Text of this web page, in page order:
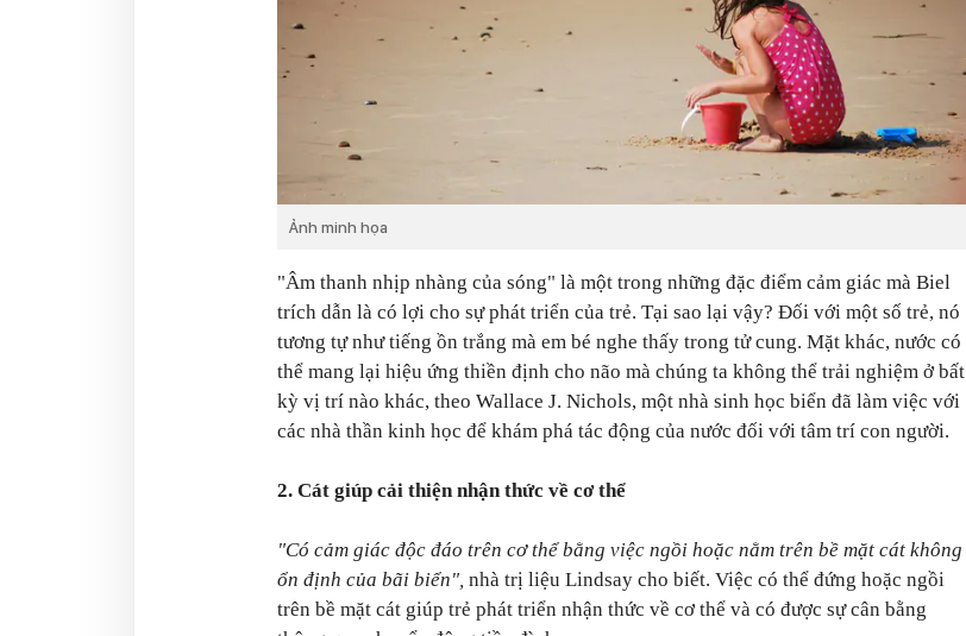
Ảnh minh họa
"Âm thanh nhịp nhàng của sóng" là một trong những đặc điểm cảm giác mà Biel
trích dẫn là có lợi cho sự phát triển của trẻ. Tại sao lại vậy? Đối với một số trẻ, nó
tương tự như tiếng ồn trắng mà em bé nghe thấy trong tử cung. Mặt khác, nước có
thể mang lại hiệu ứng thiền định cho não mà chúng ta không thể trải nghiệm ở bất
kỳ vị trí nào khác, theo Wallace J. Nichols, một nhà sinh học biển đã làm việc với
các nhà thần kinh học để khám phá tác động của nước đối với tâm trí con người.
2. Cát giúp cải thiện nhận thức về cơ thể
"Có cảm giác độc đáo trên cơ thể bằng việc ngồi hoặc nằm trên bề mặt cát không
ổn định của bãi biển", nhà trị liệu Lindsay cho biết. Việc có thể đứng hoặc ngồi
trên bề mặt cát giúp trẻ phát triển nhận thức về cơ thể và có được sự cân bằng